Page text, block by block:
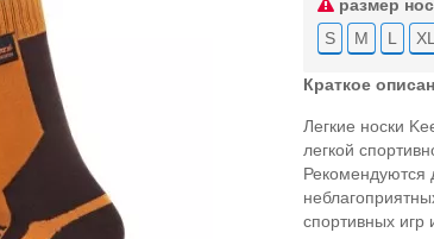
размер
S
M L XL
Краткое
Легкие носки
легкой
Рекомендуются
спортивных игр